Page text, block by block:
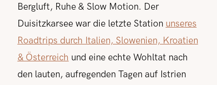
Bergluft, Ruhe & Slow Motion. Der
Duisitzkarsee war die letzte Station unseres
Roadtrips durch Italien, Slowenien, Kroatien
& Österreich und eine echte Wohltat nach
den lauten, aufregenden Tagen auf Istrien